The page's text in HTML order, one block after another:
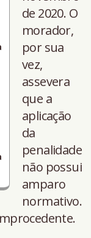
de 2020. O
morador,
por sua
vez,
assevera
que a
aplicação
da
penalidade
não possui
amparo
normativo.